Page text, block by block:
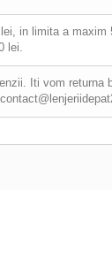
in limita a maxim
lei.
Iti vom returna